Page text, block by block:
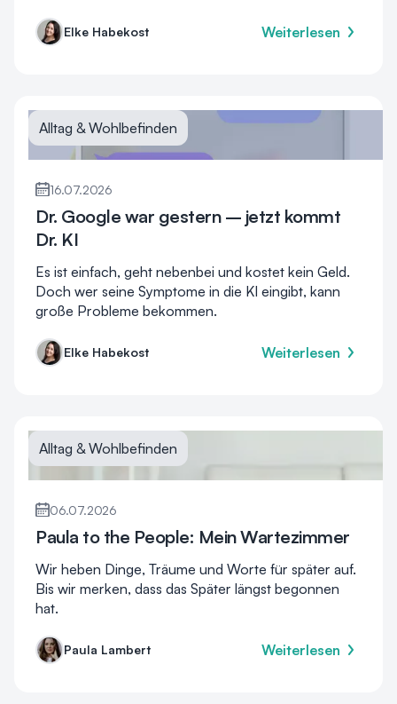
Elke Habekost Weiterlesen
Alltag & Wohlbefinden
16.07.2026
Dr. Google war gestern – jetzt kommt
Dr. KI
Es ist einfach, geht nebenbei und kostet kein Geld.
Doch wer seine Symptome in die KI eingibt, kann
große Probleme bekommen.
Elke Habekost Weiterlesen
Alltag & Wohlbefinden
06.07.2026
Paula to the People: Mein Wartezimmer
Wir heben Dinge, Träume und Worte für später auf.
Bis wir merken, dass das Später längst begonnen
hat.
Paula Lambert Weiterlesen